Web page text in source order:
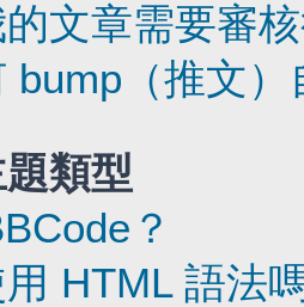
文章需要審
bump（推文
類型
？
HTML 語法